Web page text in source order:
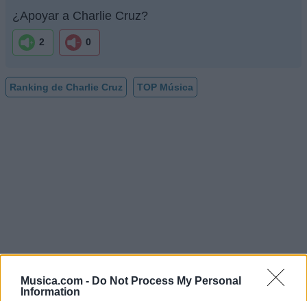
Musica.com - Do Not Process My Personal
Information
¿Apoyar a Charlie Cruz?
2 0
Ranking de Charlie Cruz TOP Música